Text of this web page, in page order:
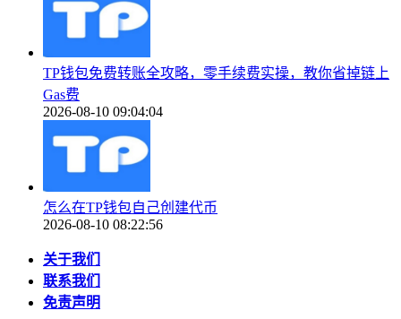
TP钱包免费转账全攻略，零手续费实操，教你省掉链上
Gas费
2026-08-10 09:04:04
怎么在TP钱包自己创建代币
2026-08-10 08:22:56
关于我们
联系我们
免责声明